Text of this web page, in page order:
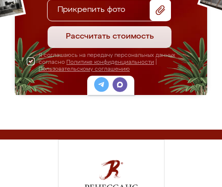
Прикрепить фото
Рассчитать стоимость
Я соглашаюсь на передачу персональных данных
согласно Политике конфиденциальности
Пользовательскому соглашению